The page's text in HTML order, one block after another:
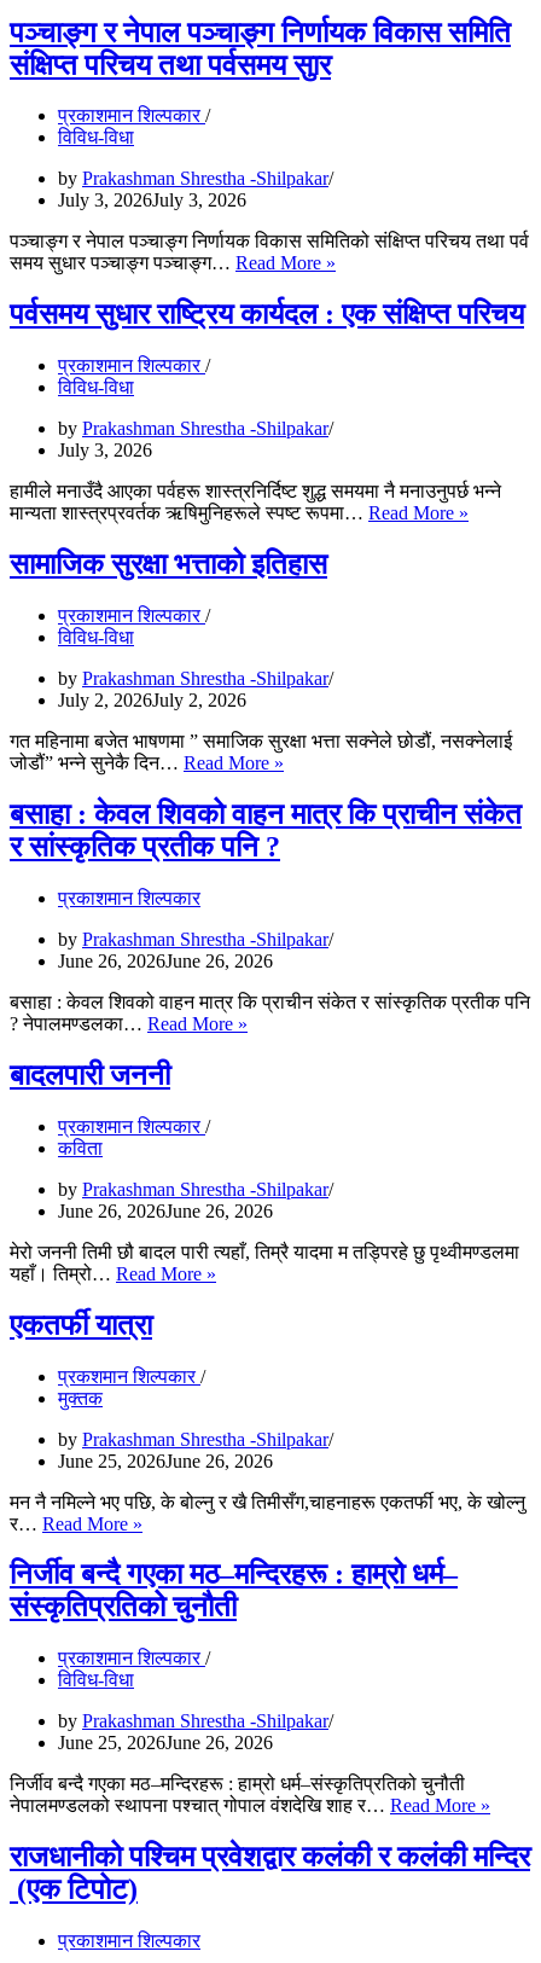
कि
अप्सरा
पञ्चाङ्ग र नेपाल पञ्चाङ्ग निर्णायक विकास समिति
संक्षिप्त परिचय तथा पर्वसमय सुार
प्रकाशमान शिल्पकार
विविध-विधा
by Prakashman Shrestha -Shilpakar
July 3, 2026July 3, 2026
पञ्चाङ्ग र नेपाल पञ्चाङ्ग निर्णायक विकास समितिको संक्षिप्त परिचय तथा पर्व
समय सुधार पञ्चाङ्ग पञ्चाङ्ग… Read More »
नेपाल
पञ्चाङ्ग
पर्वसमय
सुार
पर्वसमय सुधार राष्ट्रिय कार्यदल : एक संक्षिप्त परिचय
प्रकाशमान शिल्पकार
विविध-विधा
by Prakashman Shrestha -Shilpakar
July 3, 2026
हामीले मनाउँदै आएका पर्वहरू शास्त्रनिर्दिष्ट शुद्ध समयमा नै मनाउनुपर्छ भन्ने
मान्यता शास्त्रप्रवर्तक ऋषिमुनिहरूले स्पष्ट रूपमा… Read More »
सामाजिक सुरक्षा भत्ताको इतिहास
प्रकाशमान शिल्पकार
विविध-विधा
by Prakashman Shrestha -Shilpakar
July 2, 2026July 2, 2026
गत महिनामा बजेत भाषणमा ” समाजिक सुरक्षा भत्ता सक्नेले छोडौं, नसक्नेलाई
जोडौं” भन्ने सुनेकै दिन… Read More »
भत्ताको
इतिहास
बसाहा : केवल शिवको वाहन मात्र कि प्राचीन संकेत
र सांस्कृतिक प्रतीक पनि ?
प्रकाशमान शिल्पकार
by Prakashman Shrestha -Shilpakar
June 26, 2026June 26, 2026
बसाहा : केवल शिवको वाहन मात्र कि प्राचीन संकेत र सांस्कृतिक प्रतीक पनि
? नेपालमण्डलका… Read More »
संकेत
र
सांस्कृतिक
प्रतीक
बादलपारी जननी
प्रकाशमान शिल्पकार
कविता
by Prakashman Shrestha -Shilpakar
June 26, 2026June 26, 2026
मेरो जननी तिमी छौ बादल पारी त्यहाँ, तिम्रै यादमा म तड्पिरहे छु पृथ्वीमण्डलमा
यहाँ। तिम्रो… Read More »
एकतर्फी यात्रा
प्रकशमान शिल्पकार
मुक्तक
by Prakashman Shrestha -Shilpakar
June 25, 2026June 26, 2026
मन नै नमिल्ने भए पछि, के बोल्नु र खै तिमीसँग,चाहनाहरू एकतर्फी भए, के खोल्नु
र… Read More »
निर्जीव बन्दै गएका मठ–मन्दिरहरू : हाम्रो धर्म–
संस्कृतिप्रतिको चुनौती
प्रकाशमान शिल्पकार
विविध-विधा
by Prakashman Shrestha -Shilpakar
June 25, 2026June 26, 2026
निर्जीव बन्दै गएका मठ–मन्दिरहरू : हाम्रो धर्म–संस्कृतिप्रतिको चुनौती
नेपालमण्डलको स्थापना पश्चात् गोपाल वंशदेखि शाह र… Read More »
गएका
मठ–
राजधानीक‍ो पश्चिम प्रवेशद्वार कलंकी र कलंकी मन्दिर
(एक टिपोट)
प्रकाशमान शिल्पकार